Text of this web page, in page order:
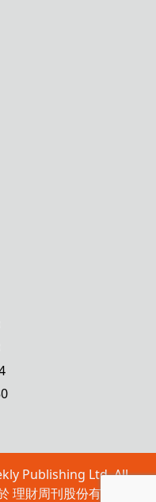
Publishing Ltd. All
理財周刊股份有限公司